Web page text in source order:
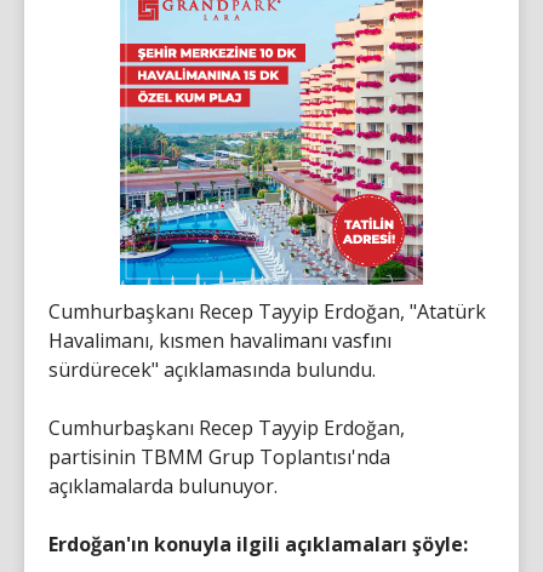
Cumhurbaşkanı Recep Tayyip Erdoğan, "Atatürk
Havalimanı, kısmen havalimanı vasfını
sürdürecek" açıklamasında bulundu.
Cumhurbaşkanı Recep Tayyip Erdoğan,
partisinin TBMM Grup Toplantısı'nda
açıklamalarda bulunuyor.
Erdoğan'ın konuyla ilgili açıklamaları şöyle: